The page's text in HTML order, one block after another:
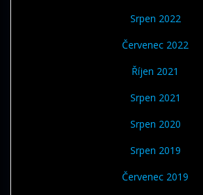
Srpen 2022
Červenec 2022
Říjen 2021
Srpen 2021
Srpen 2020
Srpen 2019
Červenec 2019